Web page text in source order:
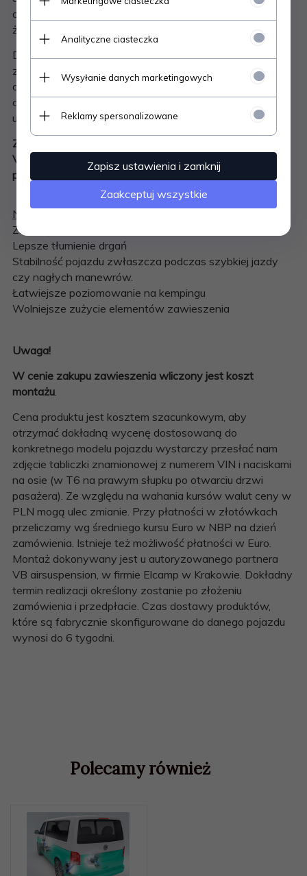
odpowiednich uchwytach, montowany jest również
żyroskop (opcja) oraz jednostka centralna.
Dzięki temu uzyskujemy nie tylko możliwość korzystania
z pozycji standard lub tryb autostradowy, ale również z
opcji maksymalnego podniesienia i maksymalnego
obniżenia pojazdu, czy też pochylenia tyłu w celu np.
ułatwienia załadunku.
Zawieszenie VB jest produktem autoryzowanym przez
Volkswagena - dzięki temu nie tracimy gwarancji na
pojazd.
Najważniejsze zalety
Znacząca poprawa jakości podróżowania
Lepsze tłumienie drgań
Stabilność pojazdu zwłaszcza podczas szybkiej jazdy
czy nagłych manewrów.
Łatwiejsze poziomowanie na kempingu
Wolniejsze zużycie elementów zawieszenia
Uwaga!
W cenie zakupu zawieszenia wliczony jest koszt
montażu
Cena produktu jest kosztem szacunkowym, aby
otrzymać dokładną wycenę dostosowaną do
konkretnego modelu pojazdu wystarczy przesłać nam
zdjęcie tabliczki znamionowej z numerem VIN i naciskami
na osie (w T6 na prawym słupku po otwarciu drzwi
pasażera). Ze względu na wahania kursów walut ceny w
PLN mogą ulec zmianie. Przy płatności w złotówkach
przeliczamy wg średniego kursu Euro w NBP na dzień
zamówienia. Istnieje też możliwość płatności w Euro.
Montaż dokonywany jest u autoryzowanego partnera
VB airsuspension, w firmie Elcamp w Krakowie. Dokładny
termin realizacji określony zostanie po złożeniu
zamówienia i przedpłacie. Czas dostawy produktów,
które są fabrycznie skonfigurowane do danego pojazdu
wynosi do 6 tygodni.
Polecamy również
Analityczne ciasteczka
Wysyłanie danych marketingowych
Reklamy spersonalizowane
Zapisz ustawienia i zamknij
Zaakceptuj wszystkie